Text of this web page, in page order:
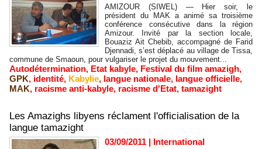
AMIZOUR (SIWEL) — Hier soir, le
président du MAK a animé sa troisième
conférence consécutive dans la région
Amizour. Invité par la section locale,
Bouaziz Ait Chebib, accompagné de Farid
Djennadi, s’est déplacé au village de Tissa,
commune de Smaoun, pour vulgariser le projet du mouvement...
Autodétermination, Etat kabyle, Festival du film amazigh,
GPK, identité, Kabylie, langue nationale, langue officielle,
MAK, racisme anti-kabyle, racisme d'Etat, tamazight
Les Amazighs libyens réclament l'officialisation de la
langue tamazight
03/09/2011 | International